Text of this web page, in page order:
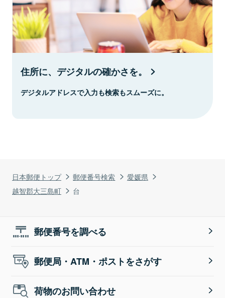
日本郵便トップ 郵便番号検索
愛媛県
越智郡大三島町
台
住所に、デジタルの確かさを。
デジタルアドレスで入力も検索もスムーズに。
郵便番号を調べる
郵便局・ATM・ポストをさがす
荷物のお問い合わせ